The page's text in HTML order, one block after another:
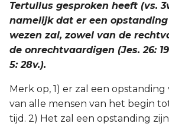
Tertullus gesproken heeft (vs.
namelijk dat er een
wezen zal, zowel van de
de onrechtvaardigen (Jes. 26:
5: 28v.).
Merk op, 1) er zal een
van alle mensen van het begin
tijd. 2) Het zal een opstanding